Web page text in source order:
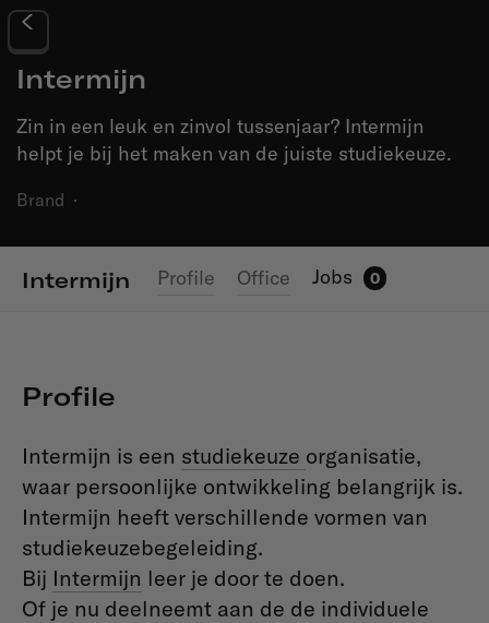
Intermijn
Zin in een leuk en zinvol tussenjaar? Intermijn
helpt je bij het maken van de juiste studiekeuze.
Brand ·
Intermijn Profile Office Jobs 0
Profile
Intermijn is een studiekeuze organisatie,
waar persoonlijke ontwikkeling belangrijk is.
Intermijn heeft verschillende vormen van
studiekeuzebegeleiding.
Bij Intermijn leer je door te doen.
Of je nu deelneemt aan de de individuele